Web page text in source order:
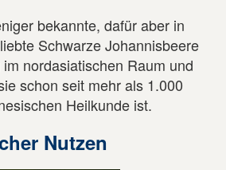
bekannte, dafür aber in
Schwarze Johannisbeere
nordasiatischen Raum und
schon seit mehr als 1.000
Heilkunde ist.
Nutzen